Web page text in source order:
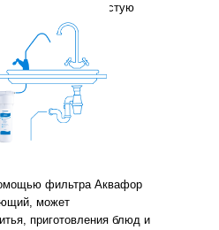
крану, получать чистую
фильтра Аквафор
может
приготовления блюд и